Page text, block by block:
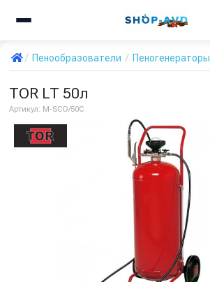
Пенообразователи Пеногенераторы
TOR LT 50л
Артикул: М-SCO/50C